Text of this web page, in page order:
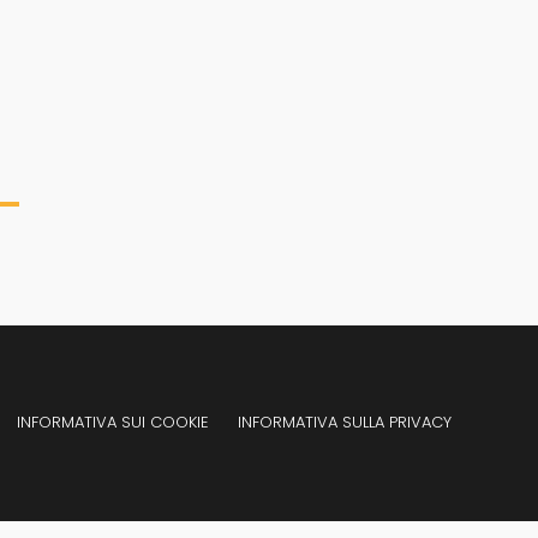
INFORMATIVA SUI COOKIE INFORMATIVA SULLA PRIVACY